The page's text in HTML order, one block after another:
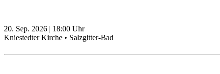
20. Sep. 2026 | 18:00 Uhr
Kniestedter Kirche • Salzgitter-Bad